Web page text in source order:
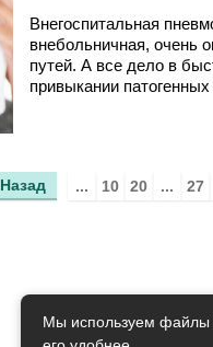
Внегоспитальная
внебольничная, очень
путей. А все дело в
привыкании патогенных
Назад ... 10 20 ... 27
Мы используем файлы